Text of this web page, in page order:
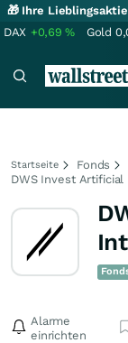
🎁 Ihre
DAX +0,69% Gold
Startseite Fonds
DWS Invest Artificial
Alarme
einrichten